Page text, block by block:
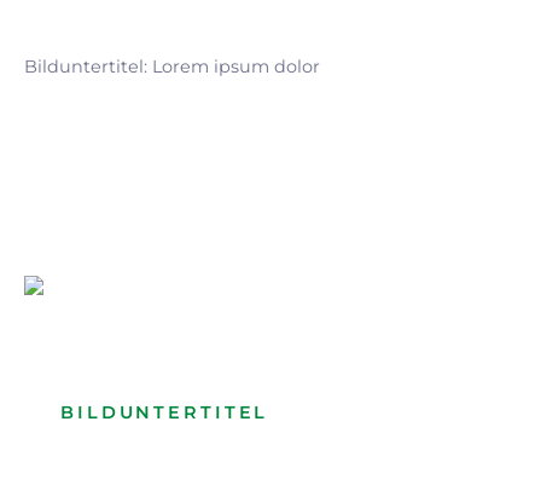
Bilduntertitel: Lorem ipsum dolor
BILDUNTERTITEL